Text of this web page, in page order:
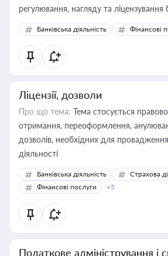
регулювання, нагляду та ліцензування
Банківська діяльність Фінансові
Ліцензії, дозволи
Про що тема: Тема стосується
отримання, переоформлення,
дозволів, необхідних для
діяльності
Банківська діяльність
Страхова
Фінансові послуги
+5
Податкове адміністрування